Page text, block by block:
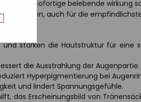
für eine sofortige belebende wirkung
hauttypen, auch für die
und stärken die Hautstruktur für eine
die Ausstrahlung der Augenpartie.
Hyperpigmentierung bei
und lindert Spannungsgefühle.
das Erscheinungsbild von